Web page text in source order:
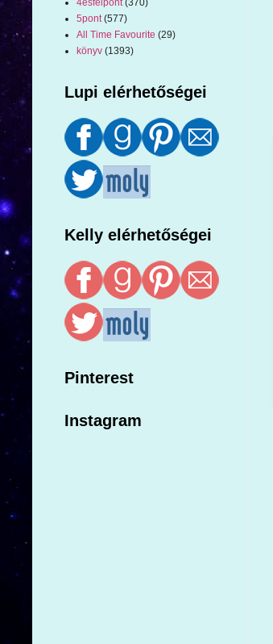
4ésfélpont (370)
5pont (577)
All Time Favourite (29)
könyv (1393)
Lupi elérhetőségei
Kelly elérhetőségei
Pinterest
Instagram